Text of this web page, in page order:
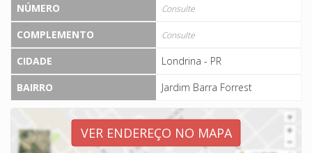
NÚMERO Consulte
COMPLEMENTO Consulte
CIDADE
Londrina - PR
BAIRRO
Jardim Barra Forrest
VER ENDEREÇO NO MAPA